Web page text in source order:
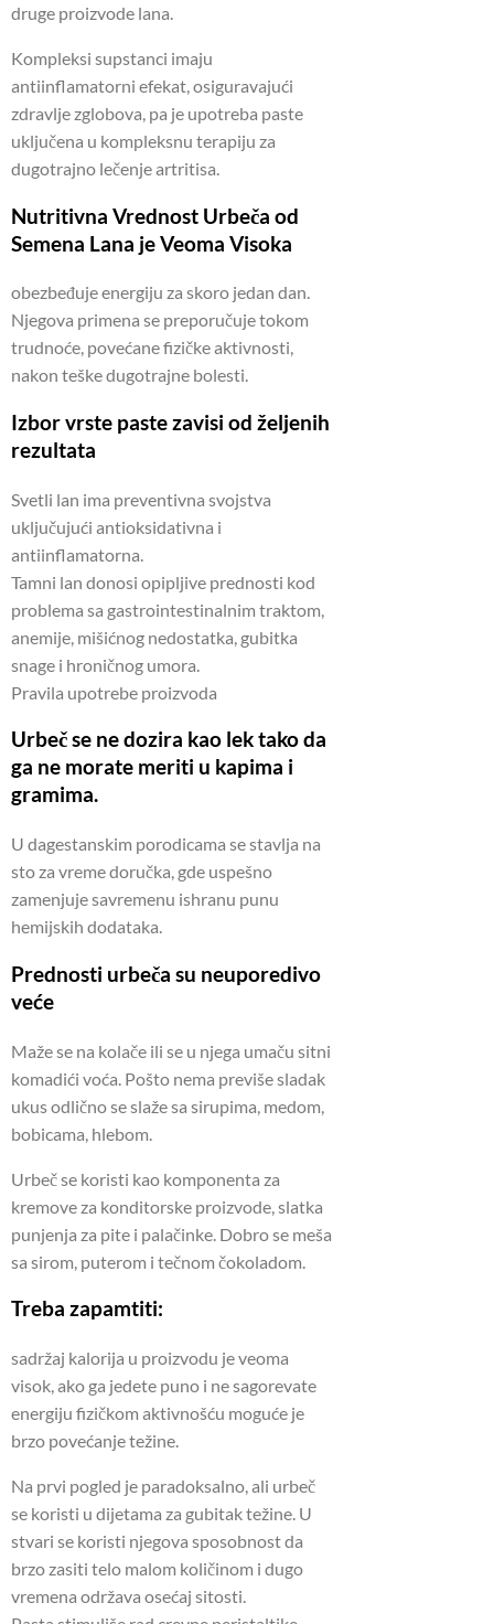
druge proizvode lana.
Kompleksi supstanci imaju
antiinflamatorni efekat, osiguravajući
zdravlje zglobova, pa je upotreba paste
uključena u kompleksnu terapiju za
dugotrajno lečenje artritisa.
Nutritivna Vrednost Urbeča od
Semena Lana je Veoma Visoka
obezbeđuje energiju za skoro jedan dan.
Njegova primena se preporučuje tokom
trudnoće, povećane fizičke aktivnosti,
nakon teške dugotrajne bolesti.
Izbor vrste paste zavisi od željenih
rezultata
Svetli lan ima preventivna svojstva
uključujući antioksidativna i
antiinflamatorna.
Tamni lan donosi opipljive prednosti kod
problema sa gastrointestinalnim traktom,
anemije, mišićnog nedostatka, gubitka
snage i hroničnog umora.
Pravila upotrebe proizvoda
Urbeč se ne dozira kao lek tako da
ga ne morate meriti u kapima i
gramima.
U dagestanskim porodicama se stavlja na
sto za vreme doručka, gde uspešno
zamenjuje savremenu ishranu punu
hemijskih dodataka.
Prednosti urbeča su neuporedivo
veće
Maže se na kolače ili se u njega umaču sitni
komadići voća. Pošto nema previše sladak
ukus odlično se slaže sa sirupima, medom,
bobicama, hlebom.
Urbeč se koristi kao komponenta za
kremove za konditorske proizvode, slatka
punjenja za pite i palačinke. Dobro se meša
sa sirom, puterom i tečnom čokoladom.
Treba zapamtiti:
sadržaj kalorija u proizvodu je veoma
visok, ako ga jedete puno i ne sagorevate
energiju fizičkom aktivnošću moguće je
brzo povećanje težine.
Na prvi pogled je paradoksalno, ali urbeč
se koristi u dijetama za gubitak težine. U
stvari se koristi njegova sposobnost da
brzo zasiti telo malom količinom i dugo
vremena održava osećaj sitosti.